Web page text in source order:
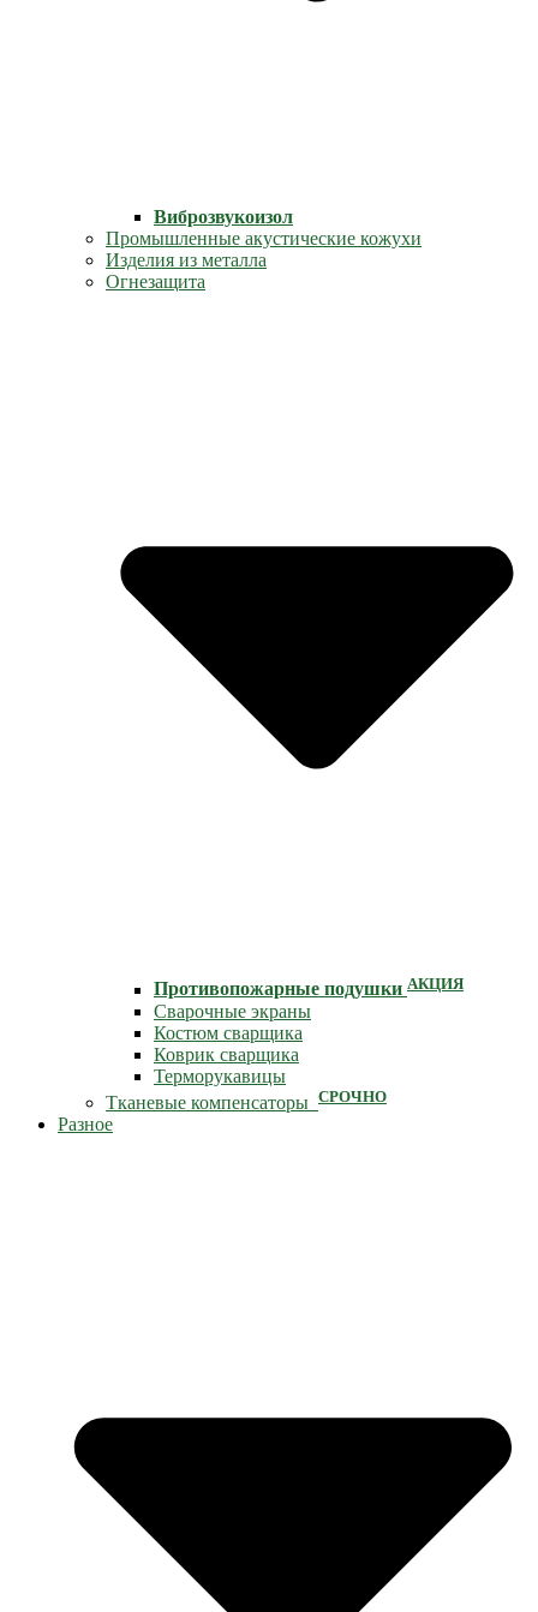
Виброзвукоизол
Промышленные акустические кожухи
Изделия из металла
Огнезащита
Противопожарные подушки АКЦИЯ
Сварочные экраны
Костюм сварщика
Коврик сварщика
Терморукавицы
Тканевые компенсаторы СРОЧНО
Разное